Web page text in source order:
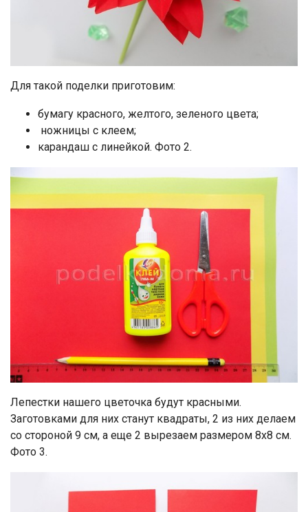
Для такой поделки приготовим:
бумагу красного, желтого, зеленого цвета;
ножницы с клеем;
карандаш с линейкой. Фото 2.
Лепестки нашего цветочка будут красными.
Заготовками для них станут квадраты, 2 из них делаем
со стороной 9 см, а еще 2 вырезаем размером 8х8 см.
Фото 3.